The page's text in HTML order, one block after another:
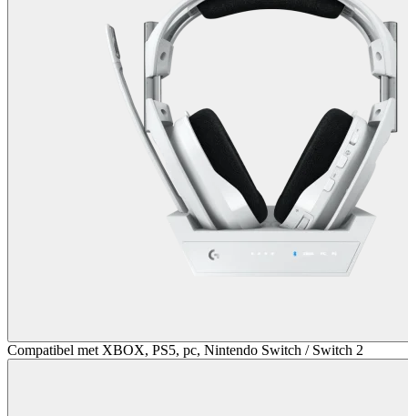
Compatibel met XBOX, PS5, pc, Nintendo Switch / Switch 2